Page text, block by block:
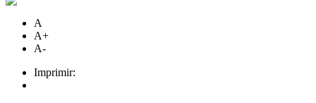
A
A+
A-
Imprimir: